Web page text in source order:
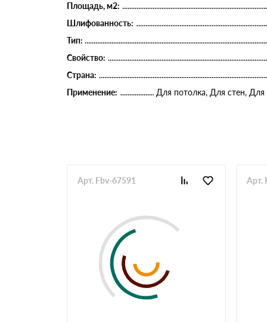
Площадь, м2:
Шлифованность:
Тип:
Свойство:
Страна:
Применение:
Для потолка, Для стен,
Арт. Fbv-67591 Арт.